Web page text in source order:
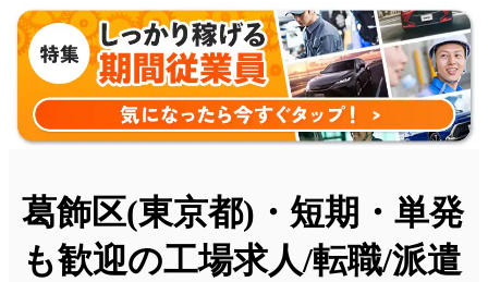
葛飾区(東京都)・短期・単発
も歓迎の工場求人/転職/派遣